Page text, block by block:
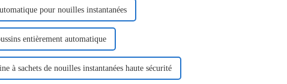
pour nouilles instantanées
entièrement automatique
à sachets de nouilles instantanées haute sécurité